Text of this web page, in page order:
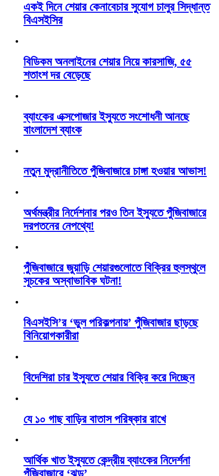
একই দিনে শেয়ার কেনাবেচার সুযোগ চালুর সিদ্ধান্ত
বিএসইসির
বিডিকম অনলাইনের শেয়ার নিয়ে কারসাজি, ৫৫
শতাংশ দর বেড়েছে
ব্যাংকের এক্সপোজার ইস্যুতে সংশোধনী আনছে
বাংলাদেশ ব্যাংক
নতুন মুদ্রানীতিতে পুঁজিবাজারে চাঙ্গা হওয়ার আভাস!
অর্থমন্ত্রীর নির্দেশনার পরও তিন ইস্যুতে পুঁজিবাজারে
দরপতনের নেপথ্যে!
পুঁজিবাজারে জুয়াড়ি শেয়ারগুলোতে বিক্রির হুলস্থুলে
সূচকের অস্বাভাবিক ঘটনা!
বিএসইসি’র ‘ভুল পরিকল্পনায়’ পুঁজিবাজার ছাড়ছে
বিনিয়োগকারীরা
বিদেশিরা চার ইস্যুতে শেয়ার বিক্রি করে দিচ্ছেন
যে ১০ গাছ বাড়ির বাতাস পরিষ্কার রাখে
আর্থিক খাত ইস্যুতে কেন্দ্রীয় ব্যাংকের নিদের্শনা